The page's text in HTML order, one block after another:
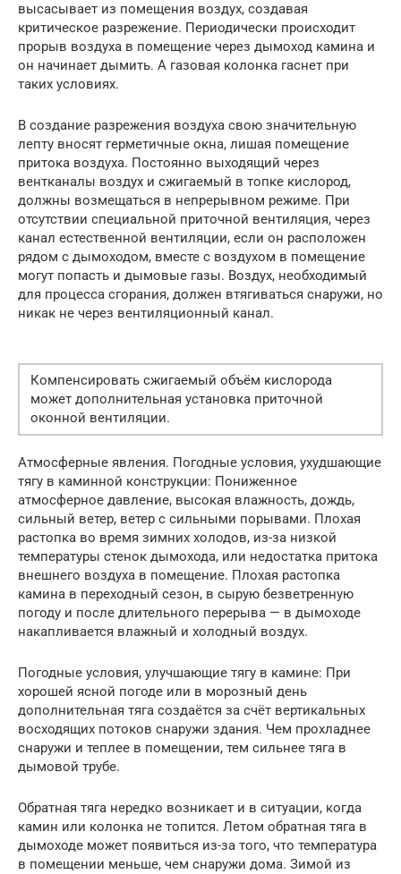
высасывает из помещения воздух, создавая
критическое разрежение. Периодически происходит
прорыв воздуха в помещение через дымоход камина и
он начинает дымить. А газовая колонка гаснет при
таких условиях.
В создание разрежения воздуха свою значительную
лепту вносят герметичные окна, лишая помещение
притока воздуха. Постоянно выходящий через
вентканалы воздух и сжигаемый в топке кислород,
должны возмещаться в непрерывном режиме. При
отсутствии специальной приточной вентиляция, через
канал естественной вентиляции, если он расположен
рядом с дымоходом, вместе с воздухом в помещение
могут попасть и дымовые газы. Воздух, необходимый
для процесса сгорания, должен втягиваться снаружи, но
никак не через вентиляционный канал.
Компенсировать сжигаемый объём кислорода
может дополнительная установка приточной
оконной вентиляции.
Атмосферные явления. Погодные условия, ухудшающие
тягу в каминной конструкции: Пониженное
атмосферное давление, высокая влажность, дождь,
сильный ветер, ветер с сильными порывами. Плохая
растопка во время зимних холодов, из-за низкой
температуры стенок дымохода, или недостатка притока
внешнего воздуха в помещение. Плохая растопка
камина в переходный сезон, в сырую безветренную
погоду и после длительного перерыва — в дымоходе
накапливается влажный и холодный воздух.
Погодные условия, улучшающие тягу в камине: При
хорошей ясной погоде или в морозный день
дополнительная тяга создаётся за счёт вертикальных
восходящих потоков снаружи здания. Чем прохладнее
снаружи и теплее в помещении, тем сильнее тяга в
дымовой трубе.
Обратная тяга нередко возникает и в ситуации, когда
камин или колонка не топится. Летом обратная тяга в
дымоходе может появиться из-за того, что температура
в помещении меньше, чем снаружи дома. Зимой из